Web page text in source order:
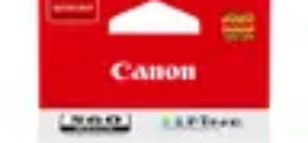
Support Direct
Aide, conseils en ligne Conseils pratiques ComparatifsOutils